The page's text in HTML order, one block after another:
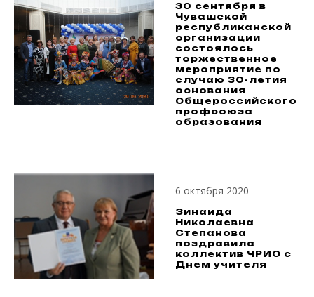
30 сентября в
Чувашской
республиканской
организации
состоялось
торжественное
мероприятие по
случаю 30-летия
основания
Общероссийского
профсоюза
образования
6 октября 2020
Зинаида
Николаевна
Степанова
поздравила
коллектив ЧРИО с
Днем учителя